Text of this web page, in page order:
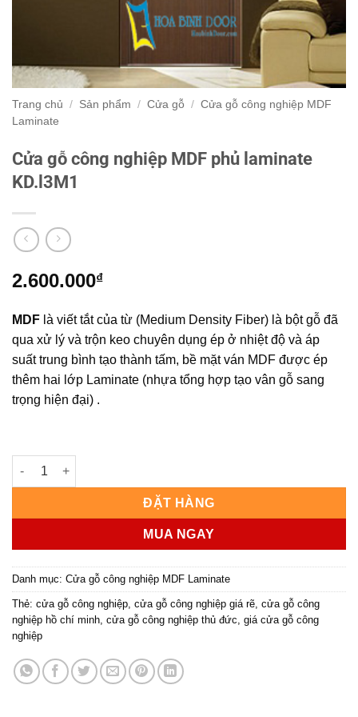
Trang chủ / Sản phẩm / Cửa gỗ / Cửa gỗ công nghiệp MDF
Laminate
Cửa gỗ công nghiệp MDF phủ laminate
KD.l3M1
2.600.000₫
MDF là viết tắt của từ (Medium Density Fiber) là bột gỗ đã
qua xử lý và trộn keo chuyên dụng ép ở nhiệt độ và áp
suất trung bình tạo thành tấm, bề mặt ván MDF được ép
thêm hai lớp Laminate (nhựa tổng hợp tạo vân gỗ sang
trọng hiện đại) .
Cửa gỗ công nghiệp MDF phủ laminate KD.l3M1 số lượng
ĐẶT HÀNG
MUA NGAY
Danh mục: Cửa gỗ công nghiệp MDF Laminate
Thẻ: cửa gỗ công nghiệp cửa gỗ công nghiệp giá rẽ cửa gỗ công
nghiệp hồ chí minh cửa gỗ công nghiệp thủ đức giá cửa gỗ công
nghiệp